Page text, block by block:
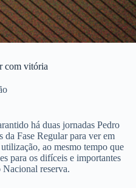
com vitória
há duas jornadas Pedro
Fase Regular para ver em
ao mesmo tempo que
para os difíceis e importantes
Nacional reserva.